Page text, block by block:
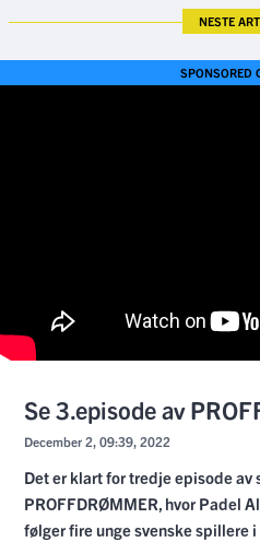
NESTE
SPONSORED
Se 3.episode av
December 2, 09:39, 2022
Det er klart for tredje episode av
PROFFDRØMMER, hvor Padel
følger fire unge svenske spillere